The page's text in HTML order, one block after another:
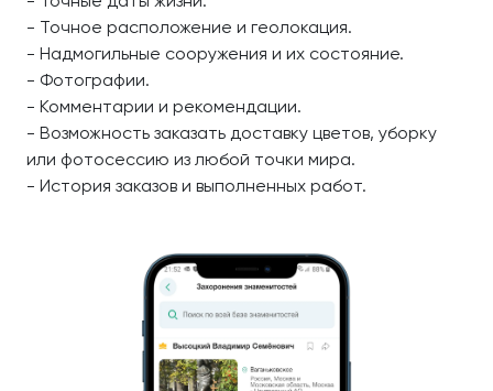
- Точное расположение и геолокация.
- Надмогильные сооружения и их состояние.
- Фотографии.
- Комментарии и рекомендации.
- Возможность заказать доставку цветов, уборку
или фотосессию из любой точки мира.
- История заказов и выполненных работ.